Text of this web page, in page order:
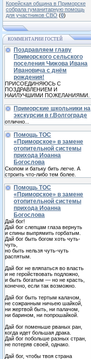
Корейская община в Приморске
собрала гуманитарную помощь
для участников СВО (0)
КОММЕНТАРИИ ГОСТЕЙ
Поздравляем главу
Приморского сельского
поселения Чижова Ивана
Ивановича с днём
рождения!
ПРИСОЕДИНЯЮСЬ С
ПОЗДРАВЛЕНИЕМ И
НАИЛУЧШИМИ ПОЖЕЛАНИЯМИ.
Приморские школьники на
экскурсии в г.Волгограде
отлично...
Помощь ТОС
«Приморское» в замене
отопительной системы
прихода Иоанна
Богослова
Скопом и батьку бить легче. А
строить что-либо тем более.
Помощь ТОС
«Приморское» в замене
отопительной системы
прихода Иоанна
Богослова
Дай бог!
Дай бог слепцам глаза вернуть
и спины выпрямить горбатым.
Дай бог быть богом хоть чуть-
чуть,
но быть нельзя чуть-чуть
распятым.
Дай бог не вляпаться во власть
и не геройствовать подложно,
и быть богатым — но не красть,
конечно, если так возможно.
Дай бог быть тертым калачом,
не сожранным ничьею шайкой,
ни жертвой быть, ни палачом,
ни барином, ни попрошайкой.
Дай бог поменьше рваных ран,
когда идет большая драка.
Дай бог побольше разных стран,
не потеряв своей, однако.
Дай бог, чтобы твоя страна